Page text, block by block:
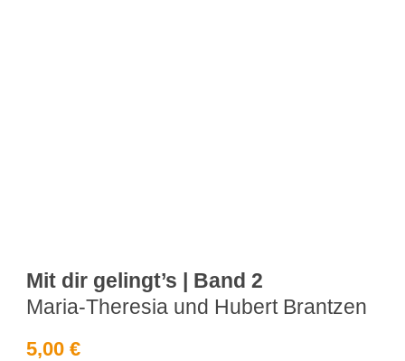
Mit dir gelingt’s | Band 2
Maria-Theresia und Hubert Brantzen
5,00 €